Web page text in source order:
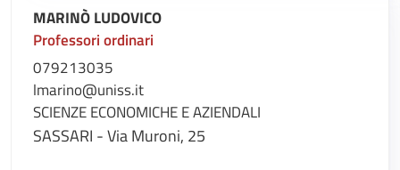
MARINÒ LUDOVICO
Professori ordinari
079213035
lmarino@uniss.it
SCIENZE ECONOMICHE E AZIENDALI
SASSARI - Via Muroni, 25